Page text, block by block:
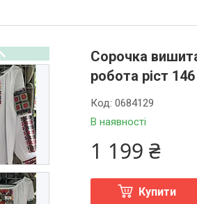
Сорочка
робота ріст 146
В наявності
Код:0684129
1 199 ₴
Купити